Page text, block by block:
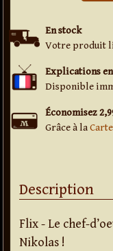
En stock
Votre produit
Explications
Disponible
Économisez
Grâce à la
Description
Flix - Le chef-
Nikolas !